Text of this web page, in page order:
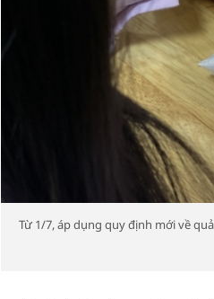
Từ 1/7, áp dụng quy định mới về